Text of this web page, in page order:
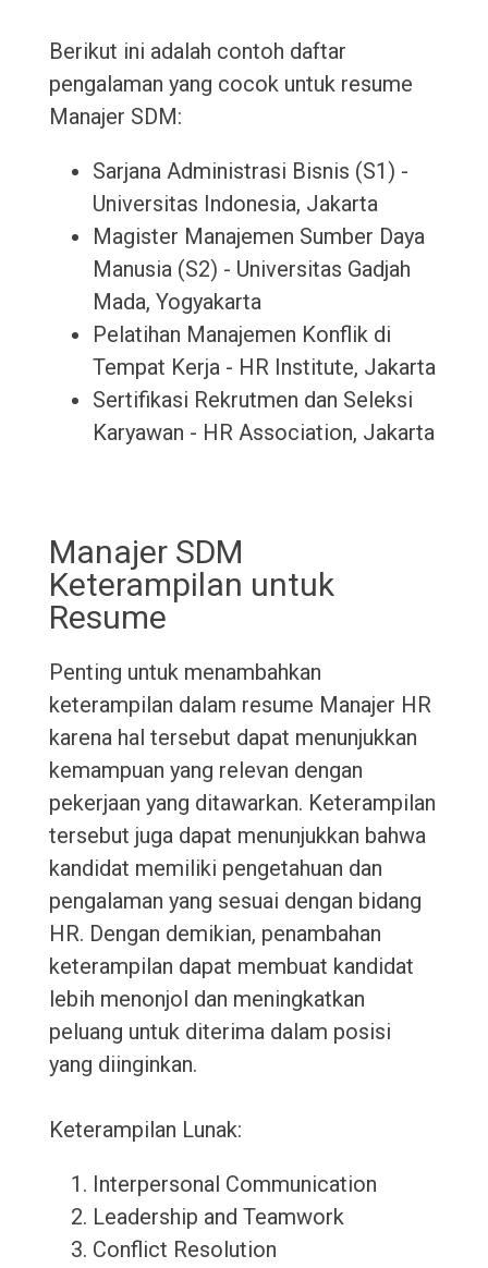
Berikut ini adalah contoh daftar
pengalaman yang cocok untuk resume
Manajer SDM:
Sarjana Administrasi Bisnis (S1) -
Universitas Indonesia, Jakarta
Magister Manajemen Sumber Daya
Manusia (S2) - Universitas Gadjah
Mada, Yogyakarta
Pelatihan Manajemen Konflik di
Tempat Kerja - HR Institute, Jakarta
Sertifikasi Rekrutmen dan Seleksi
Karyawan - HR Association, Jakarta
Manajer SDM
Keterampilan untuk
Resume
Penting untuk menambahkan
keterampilan dalam resume Manajer HR
karena hal tersebut dapat menunjukkan
kemampuan yang relevan dengan
pekerjaan yang ditawarkan. Keterampilan
tersebut juga dapat menunjukkan bahwa
kandidat memiliki pengetahuan dan
pengalaman yang sesuai dengan bidang
HR. Dengan demikian, penambahan
keterampilan dapat membuat kandidat
lebih menonjol dan meningkatkan
peluang untuk diterima dalam posisi
yang diinginkan.
Keterampilan Lunak:
Interpersonal Communication
Leadership and Teamwork
Conflict Resolution